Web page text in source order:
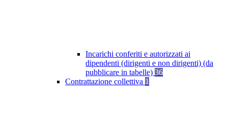
Incarichi conferiti e autorizzati ai
dipendenti (dirigenti e non dirigenti) (da
pubblicare in tabelle) 36
Contrattazione collettiva 1